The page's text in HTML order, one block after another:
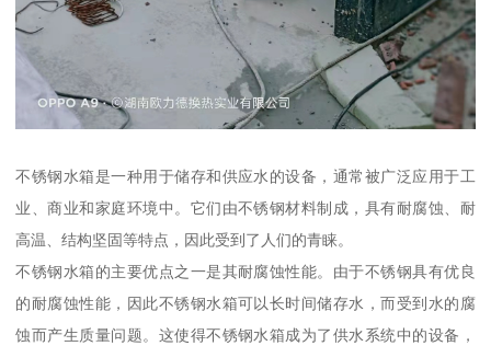
不锈钢水箱是一种用于储存和供应水的设备，通常被广泛应用于工
业、商业和家庭环境中。它们由不锈钢材料制成，具有耐腐蚀、耐
高温、结构坚固等特点，因此受到了人们的青睐。
不锈钢水箱的主要优点之一是其耐腐蚀性能。由于不锈钢具有优良
的耐腐蚀性能，因此不锈钢水箱可以长时间储存水，而受到水的腐
蚀而产生质量问题。这使得不锈钢水箱成为了供水系统中的设备，